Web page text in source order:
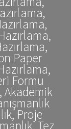
Paper
Formu
Akademik
Proje
Tez